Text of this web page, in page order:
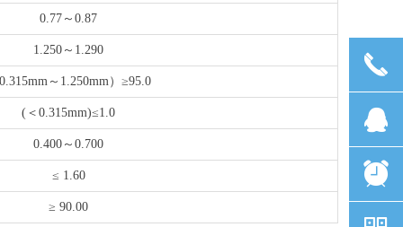
0.77～0.87
1.250～1.290
～1.250mm）≥95.0
(＜0.315mm)≤1.0
0.400～0.700
≤ 1.60
≥ 90.00
끅
뀩
뀥